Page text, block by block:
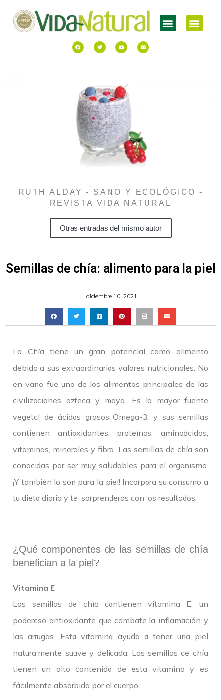
RUTH ALDAY - SANO Y ECOLÓGICO -
REVISTA VIDA NATURAL
Otras entradas del mismo autor
Semillas de chía: alimento para la piel
diciembre 10, 2021
La Chía tiene un gran potencial como alimento
debido a sus extraordinarios valores nutricionales. No
en vano fue uno de los alimentos principales de las
civilizaciones azteca y maya. Es la mayor fuente
vegetal de ácidos grasos Omega-3, y sus semillas
contienen antioxidantes, proteínas, aminoácidos,
vitaminas, minerales y fibra. Las semillas de chía son
conocidas por ser muy saludables para el organismo.
¡Y también lo son para la piel! Incorpora su consumo a
tu dieta diaria y te sorprenderás con los resultados.
¿Qué componentes de las semillas de chía
benefician a la piel?
Vitamina E
Las semillas de chía contienen vitamina E, un
poderoso antioxidante que combate la inflamación y
las arrugas. Esta vitamina ayuda a tener una piel
naturalmente suave y delicada. Las semillas de chía
tienen un alto contenido de esta vitamina y es
fácilmente absorbida por el cuerpo.